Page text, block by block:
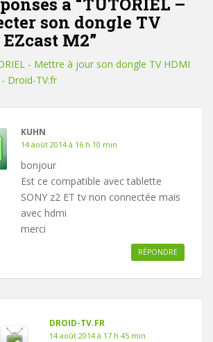
son dongle TV
M2”
- Mettre à jour son dongle TV HDMI
Droid-TV.fr
KUHN
14 août 2014 à 16 h 10 min
bonjour
Est ce compatible avec tablette
SONY z2 ET tv non connectée mais
avec hdmi
merci
RÉPONDRE
DROID-TV.FR
14 août 2014 à 17 h 45 min